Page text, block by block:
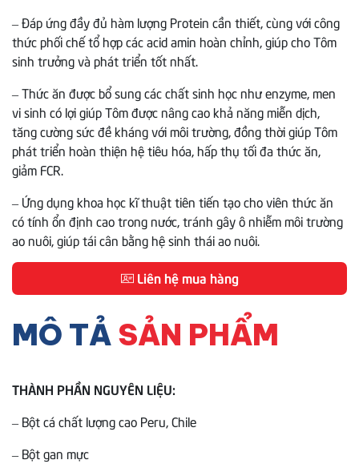
– Đáp ứng đầy đủ hàm lượng Protein cần thiết, cùng với công
thức phối chế tổ hợp các acid amin hoàn chỉnh, giúp cho Tôm
sinh trưởng và phát triển tốt nhất.
– Thức ăn được bổ sung các chất sinh học như enzyme, men
vi sinh có lợi giúp Tôm được nâng cao khả năng miễn dịch,
tăng cường sức đề kháng với môi trường, đồng thời giúp Tôm
phát triển hoàn thiện hệ tiêu hóa, hấp thụ tối đa thức ăn,
giảm FCR.
– Ứng dụng khoa học kĩ thuật tiên tiến tạo cho viên thức ăn
có tính ổn định cao trong nước, tránh gây ô nhiễm môi trường
ao nuôi, giúp tái cân bằng hệ sinh thái ao nuôi.
Liên hệ mua hàng
MÔ TẢSẢN PHẨM
THÀNH PHẦN NGUYÊN LIỆU:
– Bột cá chất lượng cao Peru, Chile
– Bột gan mực